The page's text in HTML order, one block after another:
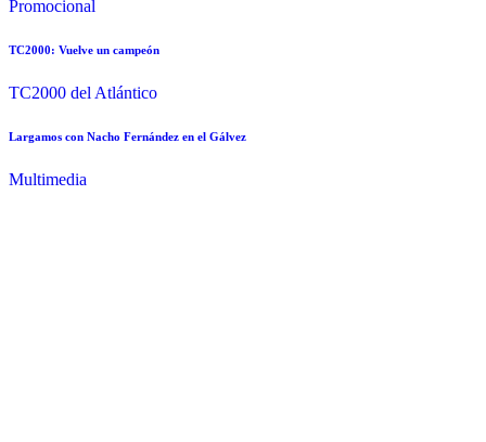
Promocional
TC2000: Vuelve un campeón
TC2000 del Atlántico
Largamos con Nacho Fernández en el Gálvez
Multimedia